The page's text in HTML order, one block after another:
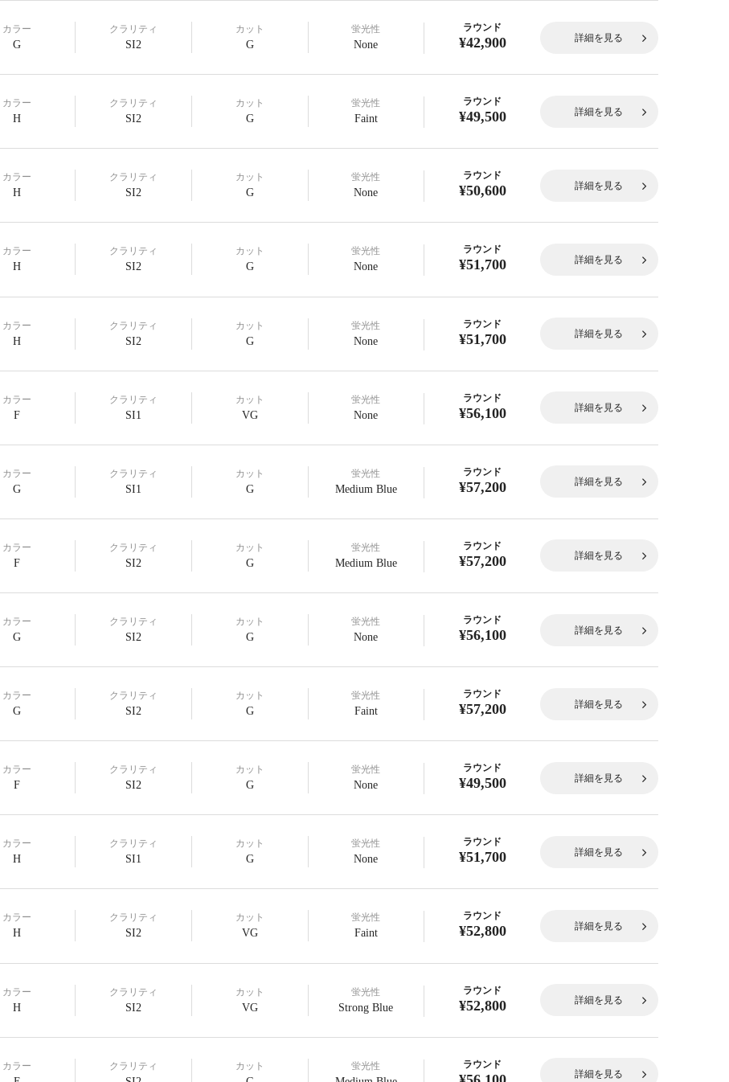
カラー
G
クラリティ
SI2
カット
G
蛍光性
None
ラウンド
¥42,900 詳細を見る
カラー
H
クラリティ
SI2
カット
G
蛍光性
Faint
ラウンド
¥49,500 詳細を見る
カラー
H
クラリティ
SI2
カット
G
蛍光性
None
ラウンド
¥50,600 詳細を見る
カラー
H
クラリティ
SI2
カット
G
蛍光性
None
ラウンド
¥51,700 詳細を見る
カラー
H
クラリティ
SI2
カット
G
蛍光性
None
ラウンド
¥51,700 詳細を見る
カラー
F
クラリティ
SI1
カット
VG
蛍光性
None
ラウンド
¥56,100 詳細を見る
カラー
G
クラリティ
SI1
カット
G
蛍光性
Medium Blue
ラウンド
¥57,200 詳細を見る
カラー
F
クラリティ
SI2
カット
G
蛍光性
Medium Blue
ラウンド
¥57,200 詳細を見る
カラー
G
クラリティ
SI2
カット
G
蛍光性
None
ラウンド
¥56,100 詳細を見る
カラー
G
クラリティ
SI2
カット
G
蛍光性
Faint
ラウンド
¥57,200 詳細を見る
カラー
F
クラリティ
SI2
カット
G
蛍光性
None
ラウンド
¥49,500 詳細を見る
カラー
H
クラリティ
SI1
カット
G
蛍光性
None
ラウンド
¥51,700 詳細を見る
カラー
H
クラリティ
SI2
カット
VG
蛍光性
Faint
ラウンド
¥52,800 詳細を見る
カラー
H
クラリティ
SI2
カット
VG
蛍光性
Strong Blue
ラウンド
¥52,800 詳細を見る
カラー クラリティ カット 蛍光性 ラウンド
詳細を見る